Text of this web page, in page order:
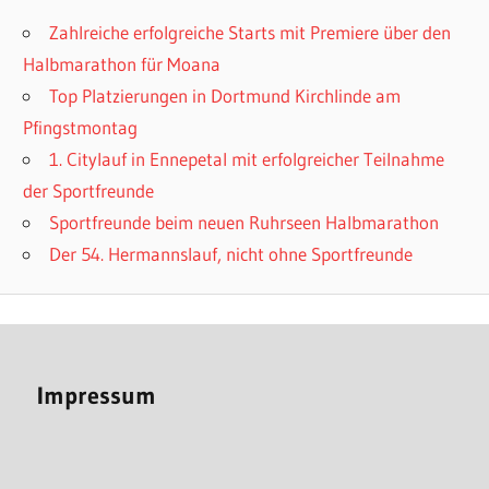
Zahlreiche erfolgreiche Starts mit Premiere über den
Halbmarathon für Moana
Top Platzierungen in Dortmund Kirchlinde am
Pfingstmontag
1. Citylauf in Ennepetal mit erfolgreicher Teilnahme
der Sportfreunde
Sportfreunde beim neuen Ruhrseen Halbmarathon
Der 54. Hermannslauf, nicht ohne Sportfreunde
Impressum